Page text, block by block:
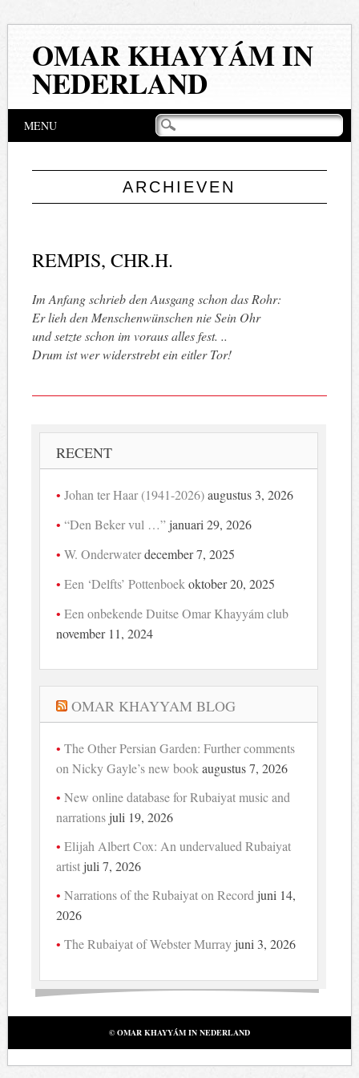
OMAR KHAYYÁM IN
NEDERLAND
Hoofdmenu
springen
MENU
ARCHIEVEN
REMPIS, CHR.H.
Im Anfang schrieb den Ausgang schon das Rohr:
Er lieh den Menschenwünschen nie Sein Ohr
und setzte schon im voraus alles fest. ..
Drum ist wer widerstrebt ein eitler Tor!
RECENT
Johan ter Haar (1941-2026) augustus 3, 2026
“Den Beker vul …” januari 29, 2026
W. Onderwaterdecember 7, 2025
Een ‘Delfts’ Pottenboek oktober 20, 2025
Een onbekende Duitse Omar Khayyám club
november 11, 2024
OMAR KHAYYAM BLOG
The Other Persian Garden: Further comments
on Nicky Gayle’s new book augustus 7, 2026
New online database for Rubaiyat music and
narrations juli 19, 2026
Elijah Albert Cox: An undervalued Rubaiyat
artist juli 7, 2026
Narrations of the Rubaiyat on Record juni 14,
2026
The Rubaiyat of Webster Murray juni 3, 2026
© OMAR KHAYYÁM IN NEDERLAND